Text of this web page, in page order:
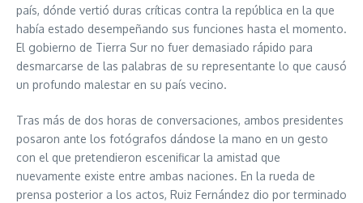
país, dónde vertió duras críticas contra la república en la que
había estado desempeñando sus funciones hasta el momento.
El gobierno de Tierra Sur no fuer demasiado rápido para
desmarcarse de las palabras de su representante lo que causó
un profundo malestar en su país vecino.
Tras más de dos horas de conversaciones, ambos presidentes
posaron ante los fotógrafos dándose la mano en un gesto
con el que pretendieron escenificar la amistad que
nuevamente existe entre ambas naciones. En la rueda de
prensa posterior a los actos, Ruiz Fernández dio por terminado